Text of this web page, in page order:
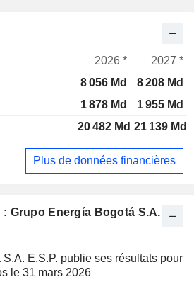
Grupo Energía Bogotá S.A.
E.S.P. publie ses résultats pour
le 31 mars 2026
2026 *
2027 *
8 056 Md
8 208 Md
1 878 Md
1 955 Md
20 482 Md 21 139 Md
Plus de données financières